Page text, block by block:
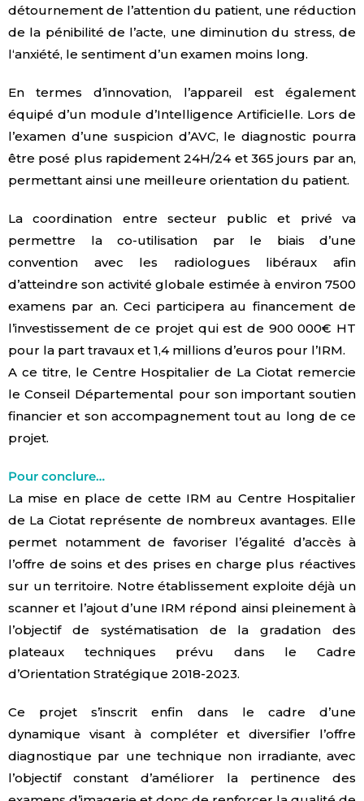
détournement de l’attention du patient, une réduction
de la pénibilité de l’acte, une diminution du stress, de
l‘anxiété, le sentiment d’un examen moins long.
En termes d’innovation, l’appareil est également
équipé d’un module d’Intelligence Artificielle. Lors de
l’examen d’une suspicion d’AVC, le diagnostic pourra
être posé plus rapidement 24H/24 et 365 jours par an,
permettant ainsi une meilleure orientation du patient.
La coordination entre secteur public et privé va
permettre la co-utilisation par le biais d’une
convention avec les radiologues libéraux afin
d’atteindre son activité globale estimée à environ 7500
examens par an. Ceci participera au financement de
l’investissement de ce projet qui est de 900 000€ HT
pour la part travaux et 1,4 millions d’euros pour l’IRM.
A ce titre, le Centre Hospitalier de La Ciotat remercie
le Conseil Départemental pour son important soutien
financier et son accompagnement tout au long de ce
projet.
Pour conclure…
La mise en place de cette IRM au Centre Hospitalier
de La Ciotat représente de nombreux avantages. Elle
permet notamment de favoriser l’égalité d’accès à
l’offre de soins et des prises en charge plus réactives
sur un territoire. Notre établissement exploite déjà un
scanner et l’ajout d’une IRM répond ainsi pleinement à
l’objectif de systématisation de la gradation des
plateaux techniques prévu dans le Cadre
d’Orientation Stratégique 2018-2023.
Ce projet s’inscrit enfin dans le cadre d’une
dynamique visant à compléter et diversifier l’offre
diagnostique par une technique non irradiante, avec
l’objectif constant d’améliorer la pertinence des